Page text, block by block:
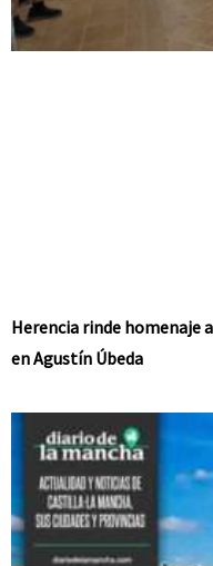
Herencia rinde homenaje
en Agustín Úbeda